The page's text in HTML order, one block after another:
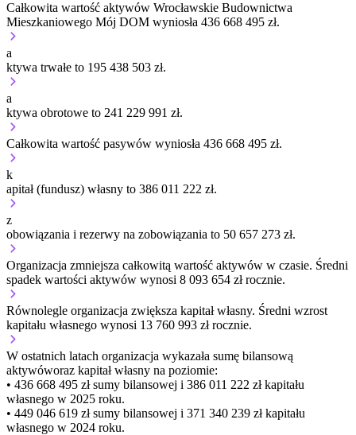
Całkowita wartość aktywów Wrocławskie Budownictwa
Mieszkaniowego Mój DOM wyniosła 436 668 495 zł.
a
ktywa trwałe to 195 438 503 zł.
a
ktywa obrotowe to 241 229 991 zł.
Całkowita wartość pasywów wyniosła 436 668 495 zł.
k
apitał (fundusz) własny to 386 011 222 zł.
z
obowiązania i rezerwy na zobowiązania to 50 657 273 zł.
Organizacja zmniejsza całkowitą wartość aktywów w czasie. Średni
spadek wartości aktywów wynosi 8 093 654 zł rocznie.
Równolegle organizacja zwiększa kapitał własny. Średni wzrost
kapitału własnego wynosi 13 760 993 zł rocznie.
W ostatnich latach organizacja wykazała sumę bilansową
aktywóworaz kapitał własny na poziomie:
• 436 668 495 złsumy bilansowej i 386 011 222 zł kapitału
własnego w 2025 roku.
• 449 046 619 złsumy bilansowej i 371 340 239 zł kapitału
własnego w 2024 roku.